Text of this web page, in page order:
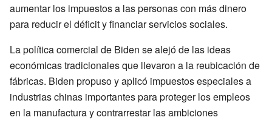
aumentar los impuestos a las personas con más dinero
para reducir el déficit y financiar servicios sociales.
La política comercial de Biden se alejó de las ideas
económicas tradicionales que llevaron a la reubicación de
fábricas. Biden propuso y aplicó impuestos especiales a
industrias chinas importantes para proteger los empleos
en la manufactura y contrarrestar las ambiciones